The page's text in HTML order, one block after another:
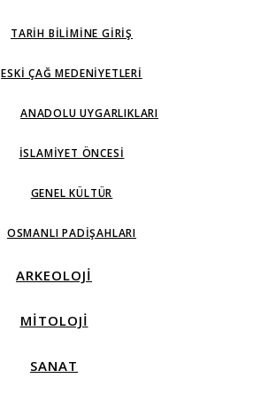
TARIH BILIMINE GIRIŞ
ESKI ÇAĞ MEDENIYETLERI
ANADOLU UYGARLIKLARI
İSLAMIYET ÖNCESI
GENEL KÜLTÜR
OSMANLI PADIŞAHLARI
ARKEOLOJİ
MİTOLOJİ
SANAT